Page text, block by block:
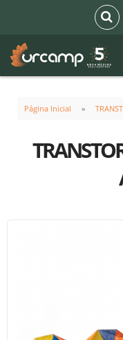
Página Inicial